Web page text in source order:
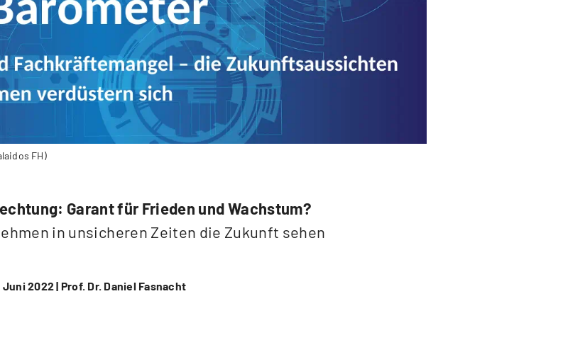
FH)
Garant für Frieden und Wachstum?
in unsicheren Zeiten die Zukunft sehen
Juni 2022 | Prof. Dr. Daniel Fasnacht